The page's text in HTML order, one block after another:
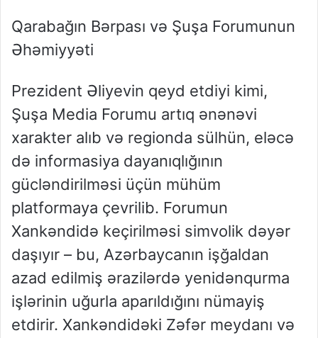
Qarabağın Bərpası və Şuşa Forumunun
Əhəmiyyəti
Prezident Əliyevin qeyd etdiyi kimi,
Şuşa Media Forumu artıq ənənəvi
xarakter alıb və regionda sülhün, eləcə
də informasiya dayanıqlığının
gücləndirilməsi üçün mühüm
platformaya çevrilib. Forumun
Xankəndidə keçirilməsi simvolik dəyər
daşıyır – bu, Azərbaycanın işğaldan
azad edilmiş ərazilərdə yenidənqurma
işlərinin uğurla aparıldığını nümayiş
etdirir. Xankəndidəki Zəfər meydanı və